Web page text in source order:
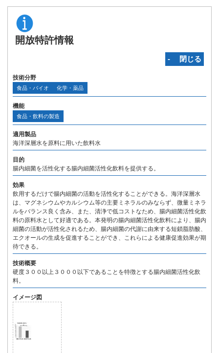
開放特許情報
‐ 閉じる
技術分野
食品・バイオ 化学・薬品
機能
食品・飲料の製造
適用製品
海洋深層水を原料に用いた飲料水
目的
腸内細菌を活性化する腸内細菌活性化飲料を提供する。
効果
飲用するだけで腸内細菌の活動を活性化することができる。海洋深層水
は、マグネシウムやカルシウム等の主要ミネラルのみならず、微量ミネラ
ルをバランス良く含み、また、清浄で低コストなため、腸内細菌活性化飲
料の原料水として好適である。本発明の腸内細菌活性化飲料により、腸内
細菌の活動が活性化されるため、腸内細菌の代謝に由来する短鎖脂肪酸、
エクオールの生成を促進することができ、これらによる健康促進効果が期
待できる。
技術概要
硬度３００以上３０００以下であることを特徴とする腸内細菌活性化飲
料。
イメージ図